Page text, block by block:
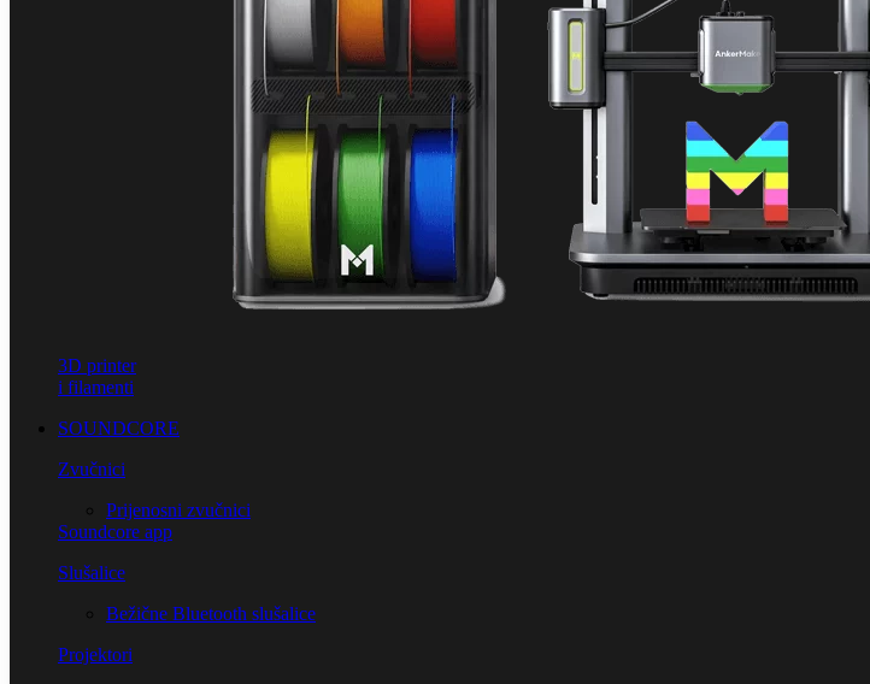
3D printer
i filamenti
SOUNDCORE
Zvučnici
Prijenosni zvučnici
Soundcore app
Slušalice
Bežične Bluetooth slušalice
Projektori